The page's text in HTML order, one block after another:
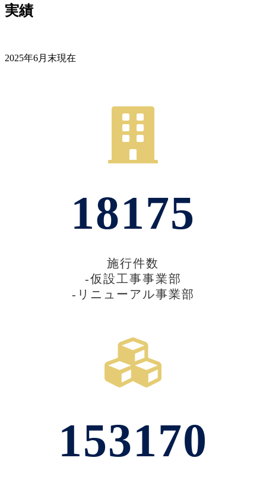
実績
2025年6月末現在
18175
施行件数
-仮設工事事業部
-リニューアル事業部
153170